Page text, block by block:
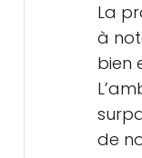
La
à
bien
de